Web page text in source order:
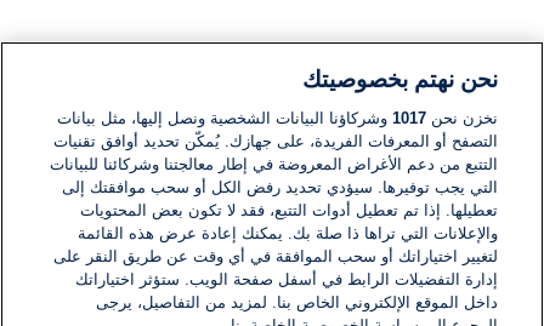
نحن نهتم بخصوصيتك
نخزن نحن1017 وشركاؤنا البيانات الشخصية ونصل إليها، مثل بيانات
التصفح أو المعرفات الفريدة، على جهازك. يُمكّن تحديد أوافق تقنيات
التتبع من دعم الأغراض المعروضة في إطار معالجتنا وشركائنا للبيانات
التي يجب توفيرها. سيؤدي تحديد رفض الكل أو سحب موافقتك إلى
تعطيلها. إذا تم تعطيل أدوات التتبع، فقد لا تكون بعض المحتويات
والإعلانات التي تراها ذا صلة بك. يمكنك إعادة عرض هذه القائمة
لتغيير اختياراتك أو سحب الموافقة في أي وقت عن طريق النقر على
إدارة التفضيلات الرابط في أسفل صفحة الويب. ستؤثر اختياراتك
داخل الموقع الإلكتروني الخاص بنا. لمزيد من التفاصيل، يرجى